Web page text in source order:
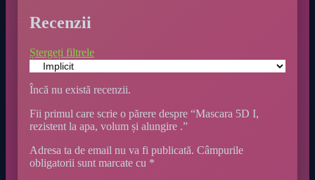
Recenzii
Ștergeți filtrele
Încă nu există recenzii.
Fii primul care scrie o părere despre “Mascara 5D I,
rezistent la apa, volum și alungire .”
Adresa ta de email nu va fi publicată. Câmpurile
obligatorii sunt marcate cu *